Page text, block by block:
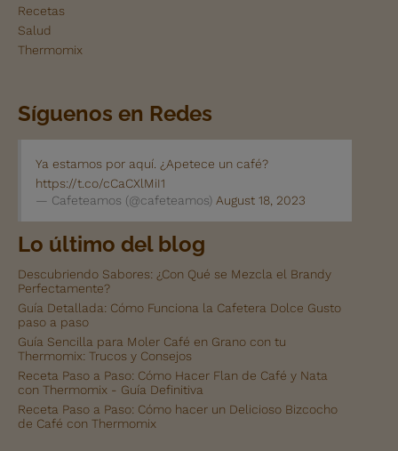
Recetas
Salud
Thermomix
Síguenos en Redes
Ya estamos por aquí. ¿Apetece un café?
https://t.co/cCaCXlMiI1
— Cafeteamos (@cafeteamos) August 18, 2023
Lo último del blog
Descubriendo Sabores: ¿Con Qué se Mezcla el Brandy
Perfectamente?
Guía Detallada: Cómo Funciona la Cafetera Dolce Gusto
paso a paso
Guía Sencilla para Moler Café en Grano con tu
Thermomix: Trucos y Consejos
Receta Paso a Paso: Cómo Hacer Flan de Café y Nata
con Thermomix - Guía Definitiva
Receta Paso a Paso: Cómo hacer un Delicioso Bizcocho
de Café con Thermomix